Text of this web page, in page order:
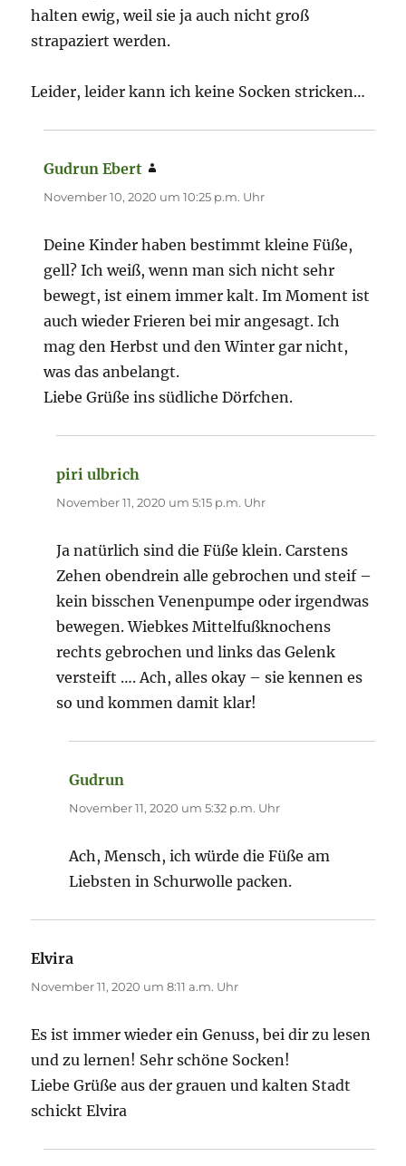
halten ewig, weil sie ja auch nicht groß
strapaziert werden.
Leider, leider kann ich keine Socken stricken…
Gudrun Ebert
November 10, 2020 um 10:25 p.m. Uhr
Deine Kinder haben bestimmt kleine Füße,
gell? Ich weiß, wenn man sich nicht sehr
bewegt, ist einem immer kalt. Im Moment ist
auch wieder Frieren bei mir angesagt. Ich
mag den Herbst und den Winter gar nicht,
was das anbelangt.
Liebe Grüße ins südliche Dörfchen.
piri ulbrich
November 11, 2020 um 5:15 p.m. Uhr
Ja natürlich sind die Füße klein. Carstens
Zehen obendrein alle gebrochen und steif –
kein bisschen Venenpumpe oder irgendwas
bewegen. Wiebkes Mittelfußknochens
rechts gebrochen und links das Gelenk
versteift …. Ach, alles okay – sie kennen es
so und kommen damit klar!
Gudrun
November 11, 2020 um 5:32 p.m. Uhr
Ach, Mensch, ich würde die Füße am
Liebsten in Schurwolle packen.
Elvira
November 11, 2020 um 8:11 a.m. Uhr
Es ist immer wieder ein Genuss, bei dir zu lesen
und zu lernen! Sehr schöne Socken!
Liebe Grüße aus der grauen und kalten Stadt
schickt Elvira